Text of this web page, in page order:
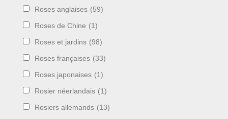
Roses anglaises (59)
Roses de Chine (1)
Roses et jardins (98)
Roses françaises (33)
Roses japonaises (1)
Rosier néerlandais (1)
Rosiers allemands (13)